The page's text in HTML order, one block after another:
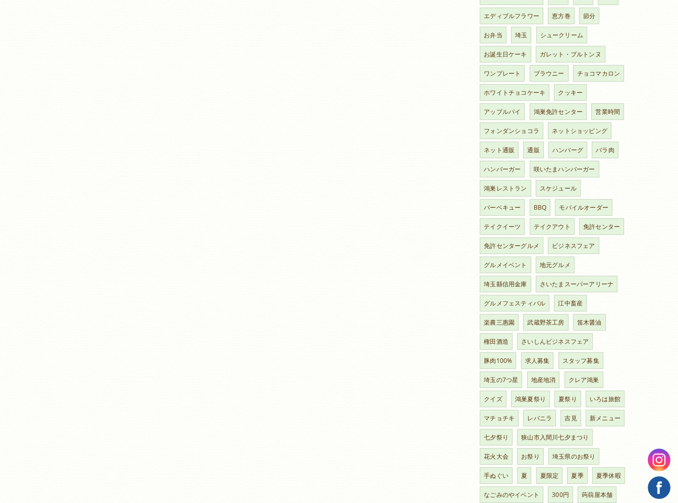
エディブルフラワー 恵方巻 節分
お弁当 埼玉 シュークリーム
お誕生日ケーキ ガレット・ブルトンヌ
ワンプレート ブラウニー チョコマカロン
ホワイトチョコケーキ クッキー
アップルパイ 鴻巣免許センター 営業時間
フォンダンショコラ ネットショッピング
ネット通販 通販 ハンバーグ バラ肉
ハンバーガー 咲いたまハンバーガー
鴻巣レストラン スケジュール
バーベキュー BBQ モバイルオーダー
テイクイーツ テイクアウト 免許センター
免許センターグルメ ビジネスフェア
グルメイベント 地元グルメ
埼玉縣信用金庫 さいたまスーパーアリーナ
グルメフェスティバル 江中畜産
楽農三惠園 武蔵野茶工房 笛木醤油
権田酒造 さいしんビジネスフェア
豚肉100% 求人募集 スタッフ募集
埼玉の7つ星 地産地消 クレア鴻巣
クイズ 鴻巣夏祭り 夏祭り いろは旅館
マチョチキ レバニラ 吉見 新メニュー
七夕祭り 狭山市入間川七夕まつり
花火大会 お祭り 埼玉県のお祭り
手ぬぐい 夏 夏限定 夏季 夏季休暇
なごみのやイベント 300円 蒟蒻屋本舗